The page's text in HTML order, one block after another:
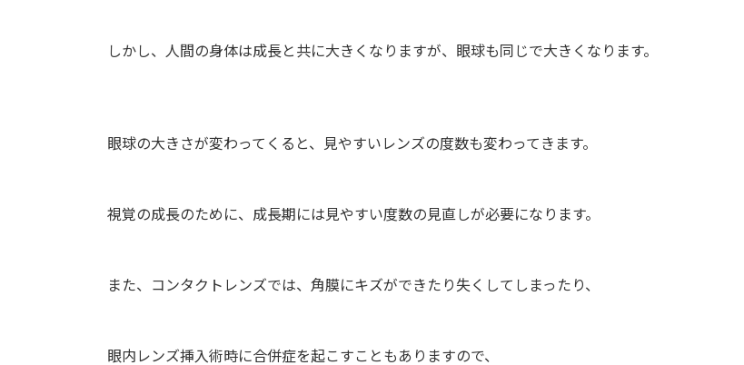
しかし、人間の身体は成長と共に大きくなりますが、眼球も同じで大きくなります。
眼球の大きさが変わってくると、見やすいレンズの度数も変わってきます。
視覚の成長のために、成長期には見やすい度数の見直しが必要になります。
また、コンタクトレンズでは、角膜にキズができたり失くしてしまったり、
眼内レンズ挿入術時に合併症を起こすこともありますので、